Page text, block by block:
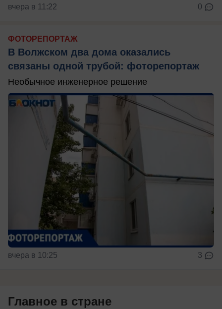
вчера в 11:22 0
ФОТОРЕПОРТАЖ
В Волжском два дома оказались
связаны одной трубой: фоторепортаж
Необычное инженерное решение
вчера в 10:25 3
Главное в стране